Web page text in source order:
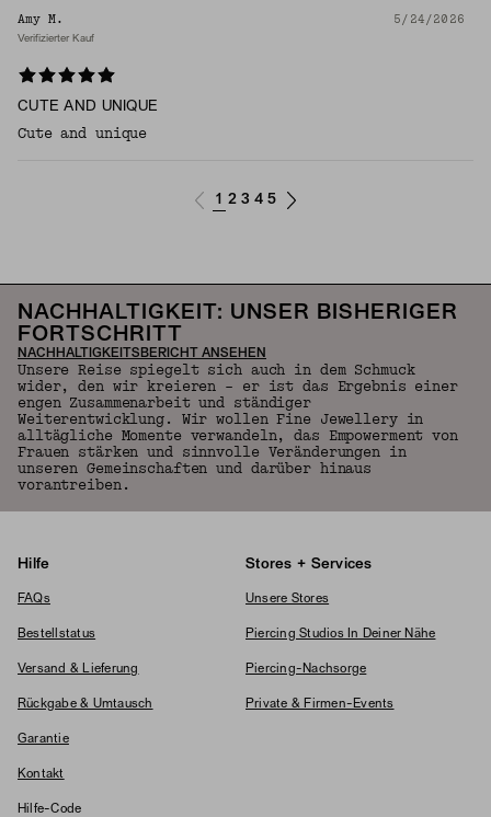
Amy M. 5/24/2026
Verifizierter Kauf
CUTE AND UNIQUE
Cute and unique
1 2 3 4 5
NACHHALTIGKEIT: UNSER BISHERIGER
FORTSCHRITT
NACHHALTIGKEITSBERICHT ANSEHEN
Unsere Reise spiegelt sich auch in dem Schmuck
wider, den wir kreieren – er ist das Ergebnis einer
engen Zusammenarbeit und ständiger
Weiterentwicklung. Wir wollen Fine Jewellery in
alltägliche Momente verwandeln, das Empowerment von
Frauen stärken und sinnvolle Veränderungen in
unseren Gemeinschaften und darüber hinaus
vorantreiben.
Hilfe
FAQs
Bestellstatus
Versand & Lieferung
Rückgabe & Umtausch
Garantie
Kontakt
Hilfe-Code
Stores + Services
Unsere Stores
Piercing Studios In Deiner Nähe
Piercing-Nachsorge
Private & Firmen-Events